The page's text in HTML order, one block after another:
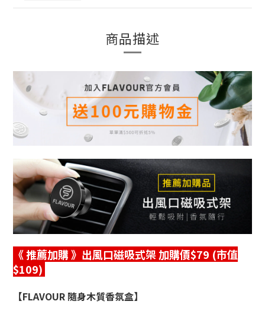
商品描述
《 推薦加購》出風口磁吸式架 加購價$79 (市值
$109)
【FLAVOUR 隨身木質香氛盒】